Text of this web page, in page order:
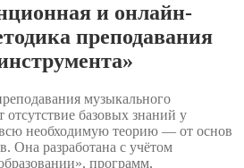
и онлайн-
преподавания
музыкального
отсутствие базовых знаний у
необходимую теорию — от основ
Она разработана с учётом
программ,